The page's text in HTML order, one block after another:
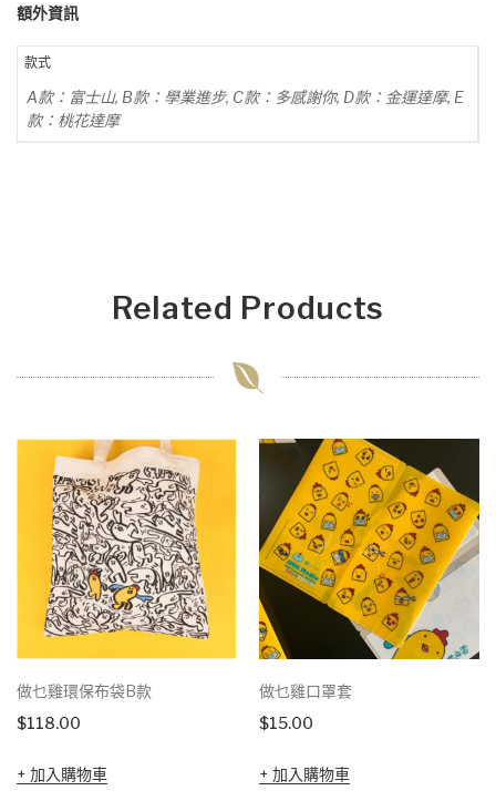
額外資訊
款式
A款：富士山, B款：學業進步, C款：多感謝你, D款：金運達摩, E
款：桃花達摩
Related Products
做乜雞環保布袋B款
$118.00
加入購物車
做乜雞口罩套
$15.00
加入購物車